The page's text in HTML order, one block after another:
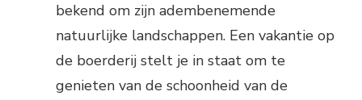
bekend om zijn adembenemende
natuurlijke landschappen. Een vakantie op
de boerderij stelt je in staat om te
genieten van de schoonheid van de